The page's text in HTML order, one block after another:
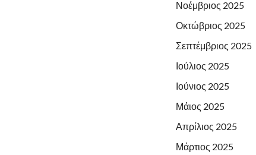
Νοέμβριος 2025
Οκτώβριος 2025
Σεπτέμβριος 2025
Ιούλιος 2025
Ιούνιος 2025
Μάιος 2025
Απρίλιος 2025
Μάρτιος 2025